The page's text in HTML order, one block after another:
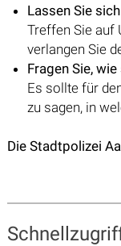
Lassen Sie
Treffen Sie auf
verlangen Sie
Fragen Sie,
Es sollte für
zu sagen, in
Die Stadtpolizei
Sidebar